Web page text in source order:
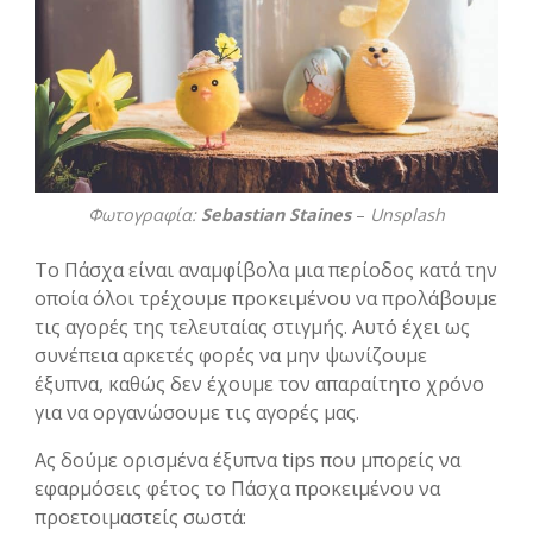
Φωτογραφία: Sebastian Staines– Unsplash
Το Πάσχα είναι αναμφίβολα μια περίοδος κατά την
οποία όλοι τρέχουμε προκειμένου να προλάβουμε
τις αγορές της τελευταίας στιγμής. Αυτό έχει ως
συνέπεια αρκετές φορές να μην ψωνίζουμε
έξυπνα, καθώς δεν έχουμε τον απαραίτητο χρόνο
για να οργανώσουμε τις αγορές μας.
Ας δούμε ορισμένα έξυπνα tips που μπορείς να
εφαρμόσεις φέτος το Πάσχα προκειμένου να
προετοιμαστείς σωστά: